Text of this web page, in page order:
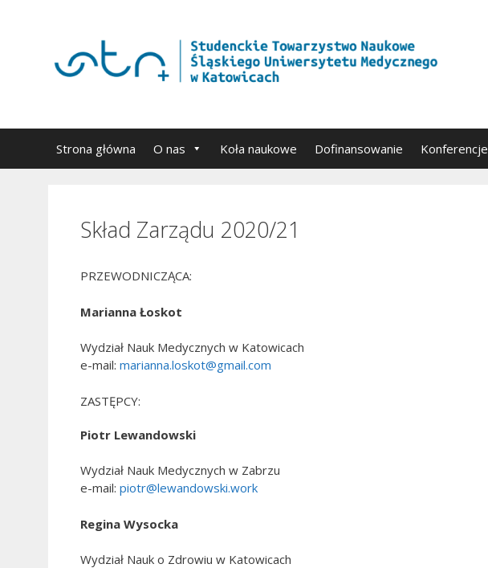
Strona główna O nas Koła naukowe Dofinansowanie Konferencje
Skład Zarządu 2020/21
PRZEWODNICZĄCA:
Marianna Łoskot
Wydział Nauk Medycznych w Katowicach
e-mail: marianna.loskot@gmail.com
ZASTĘPCY:
Piotr Lewandowski
Wydział Nauk Medycznych w Zabrzu
e-mail: piotr@lewandowski.work
Regina Wysocka
Wydział Nauk o Zdrowiu w Katowicach